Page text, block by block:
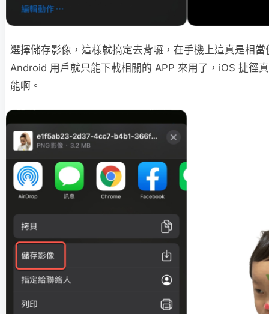
選擇儲存影像，這樣就搞定去背囉，在手機上這真是相
Android 用戶就只能下載相關的 APP 來用了，iOS 捷徑
能啊。